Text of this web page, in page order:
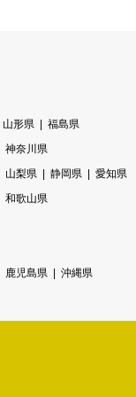
山形県
福島県
神奈川県
山梨県 静岡県
愛知県
和歌山県
鹿児島県 沖縄県